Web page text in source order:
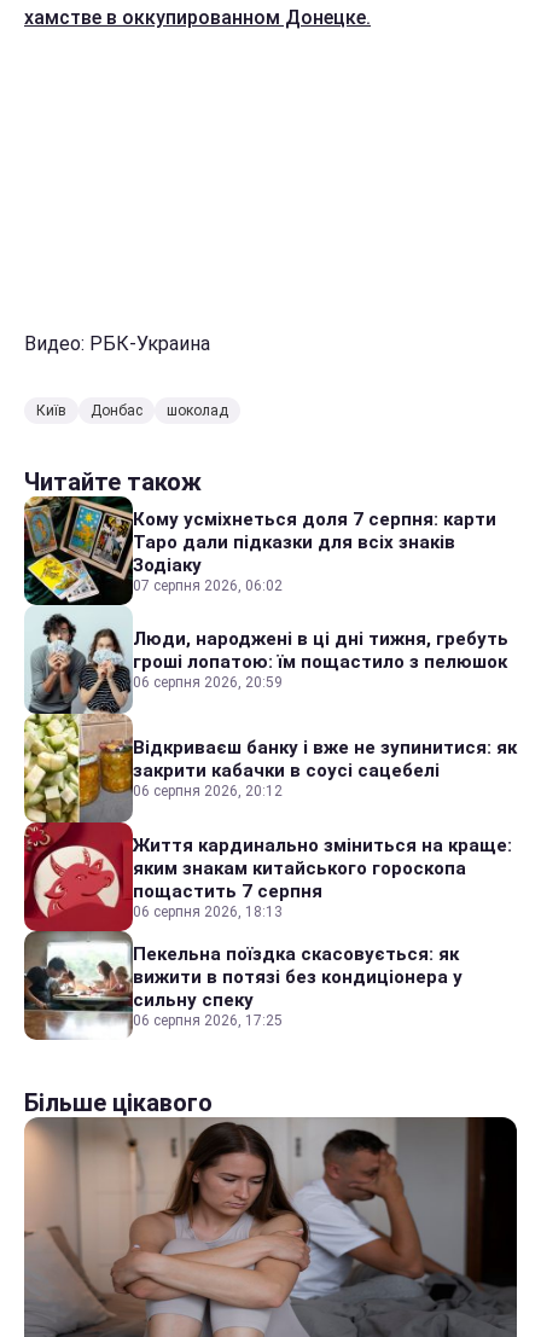
хамстве в оккупированном Донецке.
Видео: РБК-Украина
Київ Донбас шоколад
Читайте також
Кому усміхнеться доля 7 серпня: карти
Таро дали підказки для всіх знаків
Зодіаку
07 серпня 2026, 06:02
Люди, народжені в ці дні тижня, гребуть
гроші лопатою: їм пощастило з пелюшок
06 серпня 2026, 20:59
Відкриваєш банку і вже не зупинитися: як
закрити кабачки в соусі сацебелі
06 серпня 2026, 20:12
Життя кардинально зміниться на краще:
яким знакам китайського гороскопа
пощастить 7 серпня
06 серпня 2026, 18:13
Пекельна поїздка скасовується: як
вижити в потязі без кондиціонера у
сильну спеку
06 серпня 2026, 17:25
Більше цікавого